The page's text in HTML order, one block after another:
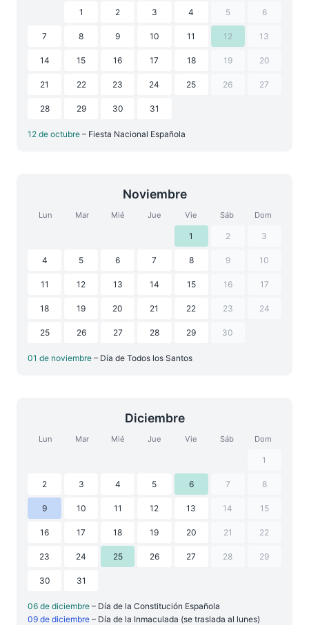
1 2 3 4 5 6
7 8 9 10 11 12 13
14 15 16 17 18 19 20
21 22 23 24 25 26 27
28 29 30 31
12 de octubre – Fiesta Nacional Española
Noviembre
Lun Mar Mié Jue Vie Sáb Dom
1 2 3
4 5 6 7 8 9 10
11 12 13 14 15 16 17
18 19 20 21 22 23 24
25 26 27 28 29 30
01 de noviembre – Día de Todos los Santos
Diciembre
Lun Mar Mié Jue Vie Sáb Dom
1
2 3 4 5 6 7 8
9 10 11 12 13 14 15
16 17 18 19 20 21 22
23 24 25 26 27 28 29
30 31
06 de diciembre – Día de la Constitución Española
09 de diciembre – Día de la Inmaculada (se traslada al lunes)